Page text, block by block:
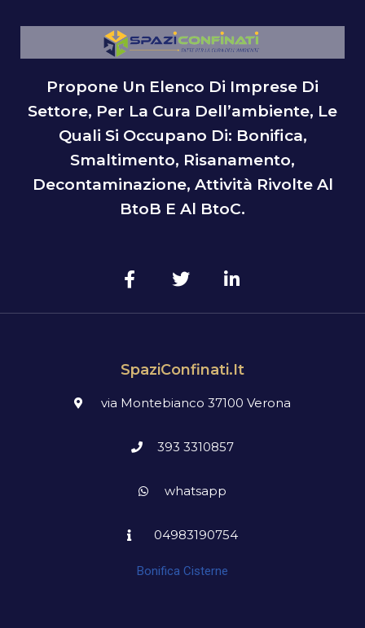
Propone Un Elenco Di Imprese Di
Settore, Per La Cura Dell’ambiente, Le
Quali Si Occupano Di: Bonifica,
Smaltimento, Risanamento,
Decontaminazione, Attività Rivolte Al
BtoB E Al BtoC.
SpaziConfinati.it
via Montebianco 37100 Verona
393 3310857
whatsapp
04983190754
Bonifica Cisterne